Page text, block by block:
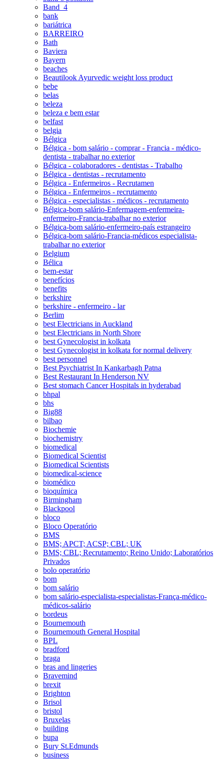
Band_4
bank
bariátrica
BARREIRO
Bath
Baviera
Bayern
beaches
Beautilook Ayurvedic weight loss product
bebe
belas
beleza
beleza e bem estar
belfast
belgia
Bélgica
Bélgica - bom salário - comprar - Francia - médico-
dentista - trabalhar no exterior
Bélgica - colaboradores - dentistas - Trabalho
Bélgica - dentistas - recrutamento
Bélgica - Enfermeiros - Recrutamen
Bélgica - Enfermeiros - recrutamento
Bélgica - especialistas - médicos - recrutamento
Bélgica-bom salário-Enfermagem-enfermeira-
enfermeiro-Francia-trabalhar no exterior
Bélgica-bom salário-enfermeiro-país estrangeiro
Bélgica-bom salário-Francia-médicos especialista-
trabalhar no exterior
Belgium
Bélica
bem-estar
benefícios
benefits
berkshire
berkshire - enfermeiro - lar
Berlim
best Electricians in Auckland
best Electricians in North Shore
best Gynecologist in kolkata
best Gynecologist in kolkata for normal delivery
best personnel
Best Psychiatrist In Kankarbagh Patna
Best Restaurant In Henderson NV
Best stomach Cancer Hospitals in hyderabad
bhpal
bhs
Big88
bilbao
Biochemie
biochemistry
biomedical
Biomedical Scientist
Biomedical Scientists
biomedical-science
biomédico
bioquímica
Birmingham
Blackpool
bloco
Bloco Operatório
BMS
BMS; APCT; ACSP; CBL; UK
BMS; CBL; Recrutamento; Reino Unido; Laboratórios
Privados
bolo operatório
bom
bom salário
bom salário-especialista-especialistas-França-médico-
médicos-salário
bordeus
Bournemouth
Bournemouth General Hospital
BPL
bradford
braga
bras and lingeries
Bravemind
brexit
Brighton
Brisol
bristol
Bruxelas
building
bupa
Bury St.Edmunds
business